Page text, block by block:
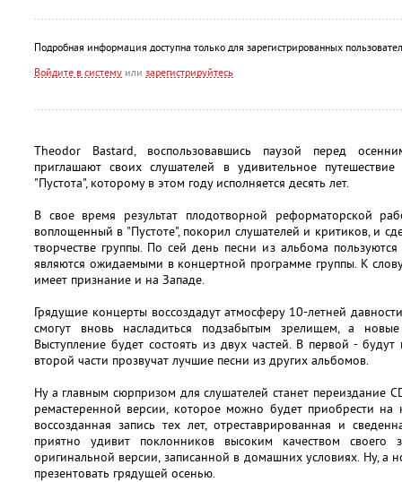
Подробная информация доступна только для зарегистрированных
Войдите в систему или зарегистрируйтесь
Theodor Bastard, воспользовавшись паузой перед
приглашают своих слушателей в удивительное
"Пустота", которому в этом году исполняется десять лет.
В свое время результат плодотворной реформаторской
воплощенный в "Пустоте", покорил слушателей и критиков, и
творчестве группы. По сей день песни из альбома
являются ожидаемыми в концертной программе группы. К
имеет признание и на Западе.
Грядущие концерты воссоздадут атмосферу 10-летней
смогут вновь насладиться подзабытым зрелищем, а
Выступление будет состоять из двух частей. В первой -
второй части прозвучат лучшие песни из других альбомов.
Ну а главным сюрпризом для слушателей станет переиздание
ремастеренной версии, которое можно будет приобрести на
воссозданная запись тех лет, отреставрированная и
приятно удивит поклонников высоким качеством своего
оригинальной версии, записанной в домашних условиях. Ну,
презентовать грядущей осенью.